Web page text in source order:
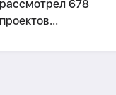
рассмотрел 678
проектов